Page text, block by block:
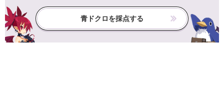
青ドクロを採点する